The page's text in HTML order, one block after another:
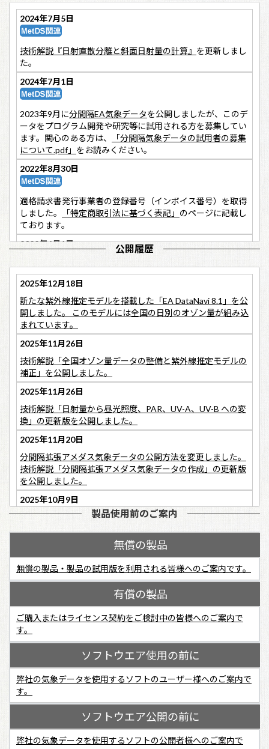
2024年7月5日
技術解説『日射直散分離と斜面日射量の計算』 を更新しまし
た。
2024年7月1日
2023年9月に分間隔EA気象データを公開しましたが、このデ
ータをプログラム開発や研究等に試用される方を募集してい
ます。関心のある方は、
「分間隔気象データの試用者の募集
について.pdf」 をお読みください。
2022年8月30日
適格請求書発行事業者の登録番号（インボイス番号）を取得
しました。
「特定商取引法に基づく表記」 のページに記載し
ております。
2022年6月1日
2022年5月に公開した拡張アメダス（EA）気象データのフォ
ーマットは、従来のweaからwea2に変わりました。詳しくは
本ホームページの「製品の紹介→拡張アメダス気象データ概
要→標準年・実在年・プログラム→購入」、または「よくあ
る質問」をご覧ください。
2021年3月1日
アメダスでは湿度の観測が行われていませんでしたが、2021
年3月より湿度の観測が始まりました。また、風向風速計の
よる地上観測からひまわり8号による推計値に変わりました
（「あおぞら彩時記2021年第1号」より）。超音波風向風速
計の導入により、従来のカットイン風速の制約がなくなり精
メダス地点の日射量を、これまでは地上で観測された日照率
から推定していましたが、今後は推計気象分布の日照時間か
ら推定することになります。
公開履歴
2025年12月18日
新たな紫外線推定モデルを搭載した「EA DataNavi 8.1」を公
開しました。 このモデルには全国の日別のオゾン量が組み込
まれています。
2025年11月26日
技術解説「全国オゾン量データの整備と紫外線推定モデルの
補正」を公開しました。
2025年11月26日
技術解説「日射量から昼光照度、PAR、UV-A、UV-B への変
換」の更新版を公開しました。
2025年11月20日
分間隔拡張アメダス気象データの公開方法を変更しました。
技術解説「分間隔拡張アメダス気象データの作成」の更新版
を公開しました。
2025年10月9日
「EA地点のオゾン全量推定値」を公開しました。2005から
EA設計用気象データ、HASPEE設計用気象データ2020年版
度のダウンロードをお願いいたします。
2025年2月3日
EA設計用気象データ、HASPEE設計用気象データの2020年
版を公開しました。
EA Mapを公開しました。
2023年9月25日
2023年8月31日
分間隔拡張アメダス気象データの技術解説を公開しました。
製品使用前のご案内
無償の製品
無償の製品・製品の試用版を利用される皆様へのご案内です。
有償の製品
ご購入またはライセンス契約をご検討中の皆様へのご案内で
す。
ソフトウエア使用の前に
弊社の気象データを使用するソフトのユーザー様へのご案内で
す。
ソフトウエア公開の前に
弊社の気象データを使用するソフトの公開者様へのご案内で